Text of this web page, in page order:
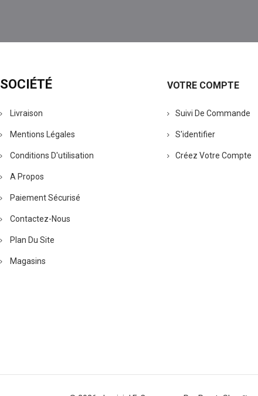
SOCIÉTÉ
Livraison
Mentions Légales
Conditions D'utilisation
A Propos
Paiement Sécurisé
Contactez-Nous
Plan Du Site
Magasins
VOTRE COMPTE
Suivi De Commande
S'identifier
Créez Votre Compte